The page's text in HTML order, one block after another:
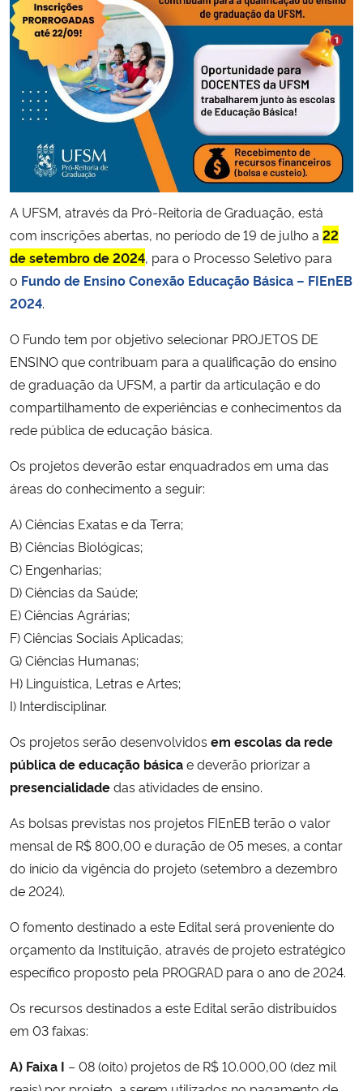
Secretaria-Geral
Secretaria de Governo
Gabinete de Segurança Institucional
Advocacia-Geral da União
Banco Central do Brasil
Planalto
A UFSM, através da Pró-Reitoria de Graduação, está
com inscrições abertas, no período de 19 de julho a 22
de setembro de 2024, para o Processo Seletivo para
o Fundo de Ensino Conexão Educação Básica – FIEnEB
2024.
O Fundo tem por objetivo selecionar PROJETOS DE
ENSINO que contribuam para a qualificação do ensino
de graduação da UFSM, a partir da articulação e do
compartilhamento de experiências e conhecimentos da
rede pública de educação básica.
Os projetos deverão estar enquadrados em uma das
áreas do conhecimento a seguir:
A) Ciências Exatas e da Terra;
B) Ciências Biológicas;
C) Engenharias;
D) Ciências da Saúde;
E) Ciências Agrárias;
F) Ciências Sociais Aplicadas;
G) Ciências Humanas;
H) Linguística, Letras e Artes;
I) Interdisciplinar.
Os projetos serão desenvolvidos em escolas da rede
pública de educação básicae deverão priorizar a
presencialidadedas atividades de ensino.
As bolsas previstas nos projetos FIEnEB terão o valor
mensal de R$ 800,00 e duração de 05 meses, a contar
do início da vigência do projeto (setembro a dezembro
de 2024).
O fomento destinado a este Edital será proveniente do
orçamento da Instituição, através de projeto estratégico
específico proposto pela PROGRAD para o ano de 2024.
Os recursos destinados a este Edital serão distribuídos
em 03 faixas:
A) Faixa I – 08 (oito) projetos de R$ 10.000,00 (dez mil